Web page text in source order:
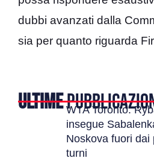
dubbi avanzati dalla
sia per quanto riguarda
ULTIMEWTA Toronto:
insegue
Noskova fuori dai
turni